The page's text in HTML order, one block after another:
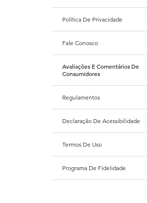
Política De Privacidade
Fale Conosco
Avaliações E Comentários De
Consumidores
Regulamentos
Declaração De Acessibilidade
Termos De Uso
Programa De Fidelidade